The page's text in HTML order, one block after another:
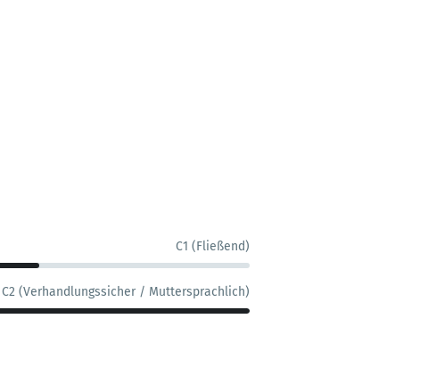
C1 (Fließend)
C2 (Verhandlungssicher / Muttersprachlich)